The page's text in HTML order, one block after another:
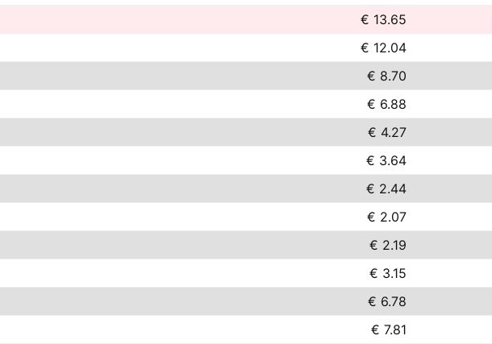
€ 13.65
€ 12.04
€ 8.70
€ 6.88
€ 4.27
€ 3.64
€ 2.44
€ 2.07
€ 2.19
€ 3.15
€ 6.78
€ 7.81